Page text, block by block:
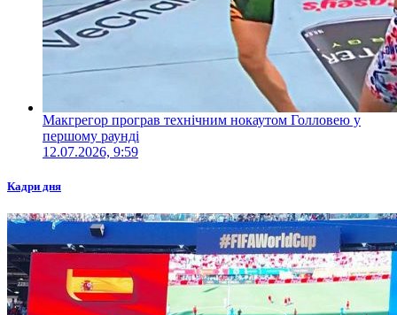
Макгрегор програв технічним нокаутом Голловею у
першому раунді
12.07.2026, 9:59
Кадри дня